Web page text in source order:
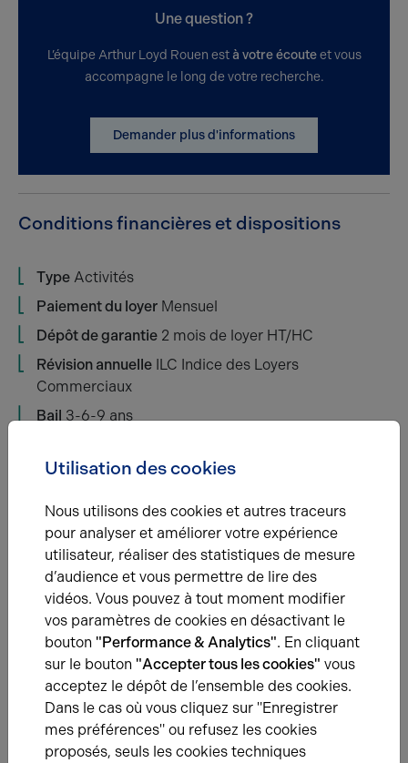
Une question ?
L’équipe Arthur Loyd Rouen est à votre écouteet vous
accompagne le long de votre recherche.
Demander plus d'informations
Conditions financières et dispositions
Type Activités
Paiement du loyer Mensuel
Dépôt de garantie 2 mois de loyer HT/HC
Révision annuelle ILC Indice des Loyers
Commerciaux
Bail 3-6-9 ans
principal HT / HC à la charge du preneur
Étage Type
RDC Stock. Activités
Bureaux
Total Cellule Activités
Utilisation des cookies
Nous utilisons des cookies et autres traceurs
pour analyser et améliorer votre expérience
utilisateur, réaliser des statistiques de mesure
d’audience et vous permettre de lire des
vidéos. Vous pouvez à tout moment modifier
vos paramètres de cookies en désactivant le
bouton "Performance & Analytics". En cliquant
sur le bouton "Accepter tous les cookies" vous
acceptez le dépôt de l’ensemble des cookies.
Dans le cas où vous cliquez sur "Enregistrer
mes préférences" ou refusez les cookies
proposés, seuls les cookies techniques